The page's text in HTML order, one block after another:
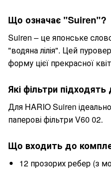
Що означає "Suiren"?
Suiren – це японське
"водяна лілія". Цей
форму цієї прекрасної
Які фільтри
Для HARIO Suiren
паперові фільтри V60 02.
Що входить до
12 прозорих ребер (з